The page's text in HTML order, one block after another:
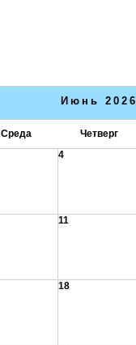
Июнь
Среда Четверг
4
11
18